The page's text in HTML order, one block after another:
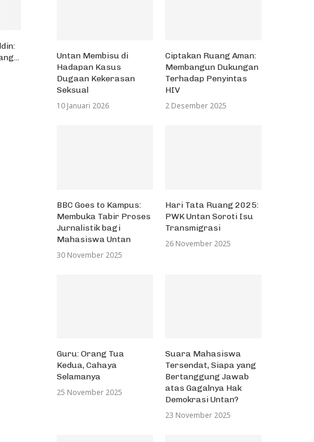
Mulyani Berikan...
11 Mei 2018
Hari Tata Ruang
31 Oktober 2020
Untan Membisu di
Hadapan Kasus
Dugaan Kekerasan
Seksual
10 Januari 2026
Ciptakan Ruang Aman:
Membangun Dukungan
Terhadap Penyintas
HIV
2 Desember 2025
BBC Goes to Kampus:
Membuka Tabir Proses
Jurnalistik bagi
Mahasiswa Untan
30 November 2025
Hari Tata Ruang 2025:
PWK Untan Soroti Isu
Transmigrasi
26 November 2025
Guru: Orang Tua
Kedua, Cahaya
Selamanya
25 November 2025
Suara Mahasiswa
Tersendat, Siapa yang
Bertanggung Jawab
atas Gagalnya Hak
Demokrasi Untan?
23 November 2025